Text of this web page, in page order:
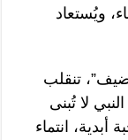
ويُستعاد
تنقلب
لا تُبنى
انتماء